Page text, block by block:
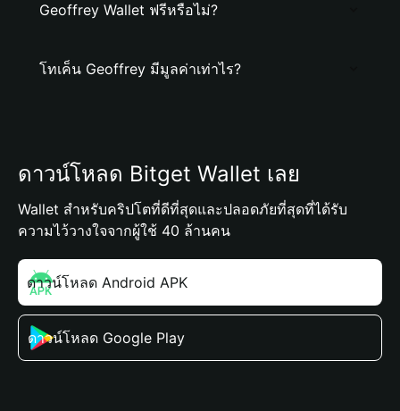
Geoffrey Wallet ฟรีหรือไม่?
โทเค็น Geoffrey มีมูลค่าเท่าไร?
ดาวน์โหลด Bitget Wallet เลย
Wallet สำหรับคริปโตที่ดีที่สุดและปลอดภัยที่สุดที่ได้รับ
ความไว้วางใจจากผู้ใช้ 40 ล้านคน
ดาวน์โหลด Android APK
ดาวน์โหลด Google Play